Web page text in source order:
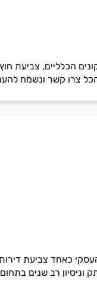
הכלליים, צביעת
הכל צרו קשר ונשמח
כאחד צביעת
וניסיון רב שנים